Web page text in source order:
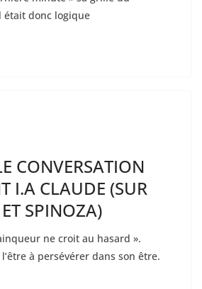
était donc logique
CONVERSATION
I.A CLAUDE (SUR
SPINOZA)
ne croit au hasard ».
à persévérer dans son être.